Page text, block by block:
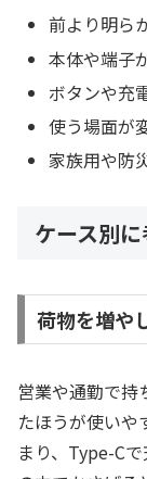
前より明ら
本体や端子
ボタンや充
使う場面が
家族用や防
ケース別
荷物を増や
営業や通勤で持
たほうが使いや
まり、Type-C